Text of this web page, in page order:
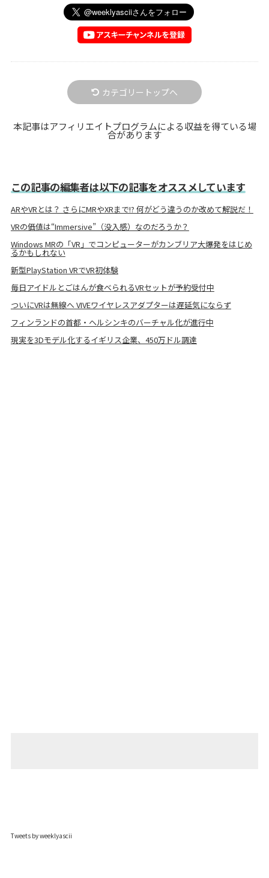
カテゴリートップへ
本記事はアフィリエイトプログラムによる収益を得ている場
合があります
この記事の編集者は以下の記事をオススメしています
ARやVRとは？ さらにMRやXRまで!? 何がどう違うのか改めて解説だ！
VRの価値は“Immersive”（没入感）なのだろうか？
Windows MRの「VR」でコンピューターがカンブリア大爆発をはじめ
るかもしれない
新型PlayStation VRでVR初体験
毎日アイドルとごはんが食べられるVRセットが予約受付中
ついにVRは無線へ VIVEワイヤレスアダプターは遅延気にならず
フィンランドの首都・ヘルシンキのバーチャル化が進行中
現実を3Dモデル化するイギリス企業、450万ドル調達
Tweets by weeklyascii